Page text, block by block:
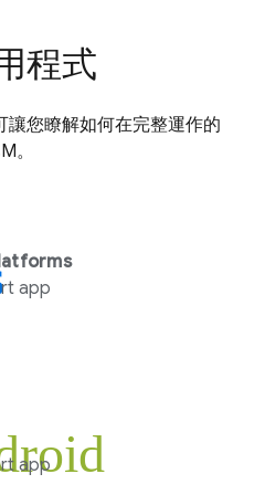
程式
讓您瞭解如何在完整運作的
。
app
app